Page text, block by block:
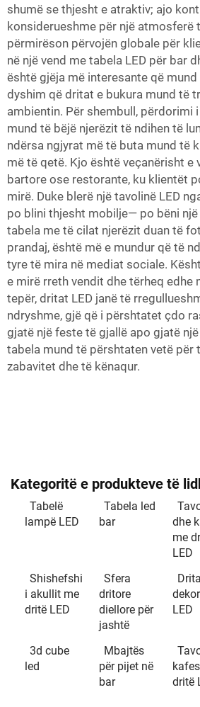
shumë se thjesht e atraktiv; ajo
konsiderueshme për një atmosferë
përmirëson përvojën globale për
në një vend me tabela LED për bar
është gjëja më interesante që
dyshim që dritat e bukura mund të
ambientin. Për shembull, përdorimi
mund të bëjë njerëzit të ndihen të
ndërsa ngjyrat më të buta mund të
më të qetë. Kjo është veçanërisht e
bartore ose restorante, ku klientët
mirë. Duke blerë një tavolinë LED
po blini thjesht mobilje— po bëni
tabela me të cilat njerëzit duan të
prandaj, është më e mundur që të
tyre të mira në mediat sociale.
e mirë rreth vendit dhe tërheq edhe
tepër, dritat LED janë të
ndryshme, gjë që i përshtatet çdo
gjatë një feste të gjallë apo gjatë
tabela mund të përshtaten vetë për
zabavitet dhe të kënaqur.
Kategoritë e produkteve të
Tabelë
lampë LED
Tabela led
bar
dhe
me
LED
Shishefshi
i akullit me
dritë LED
Sfera
dritore
diellore për
jashtë
Drita
LED
3d cube
led
Mbajtës
për pijet në
bar
dritë